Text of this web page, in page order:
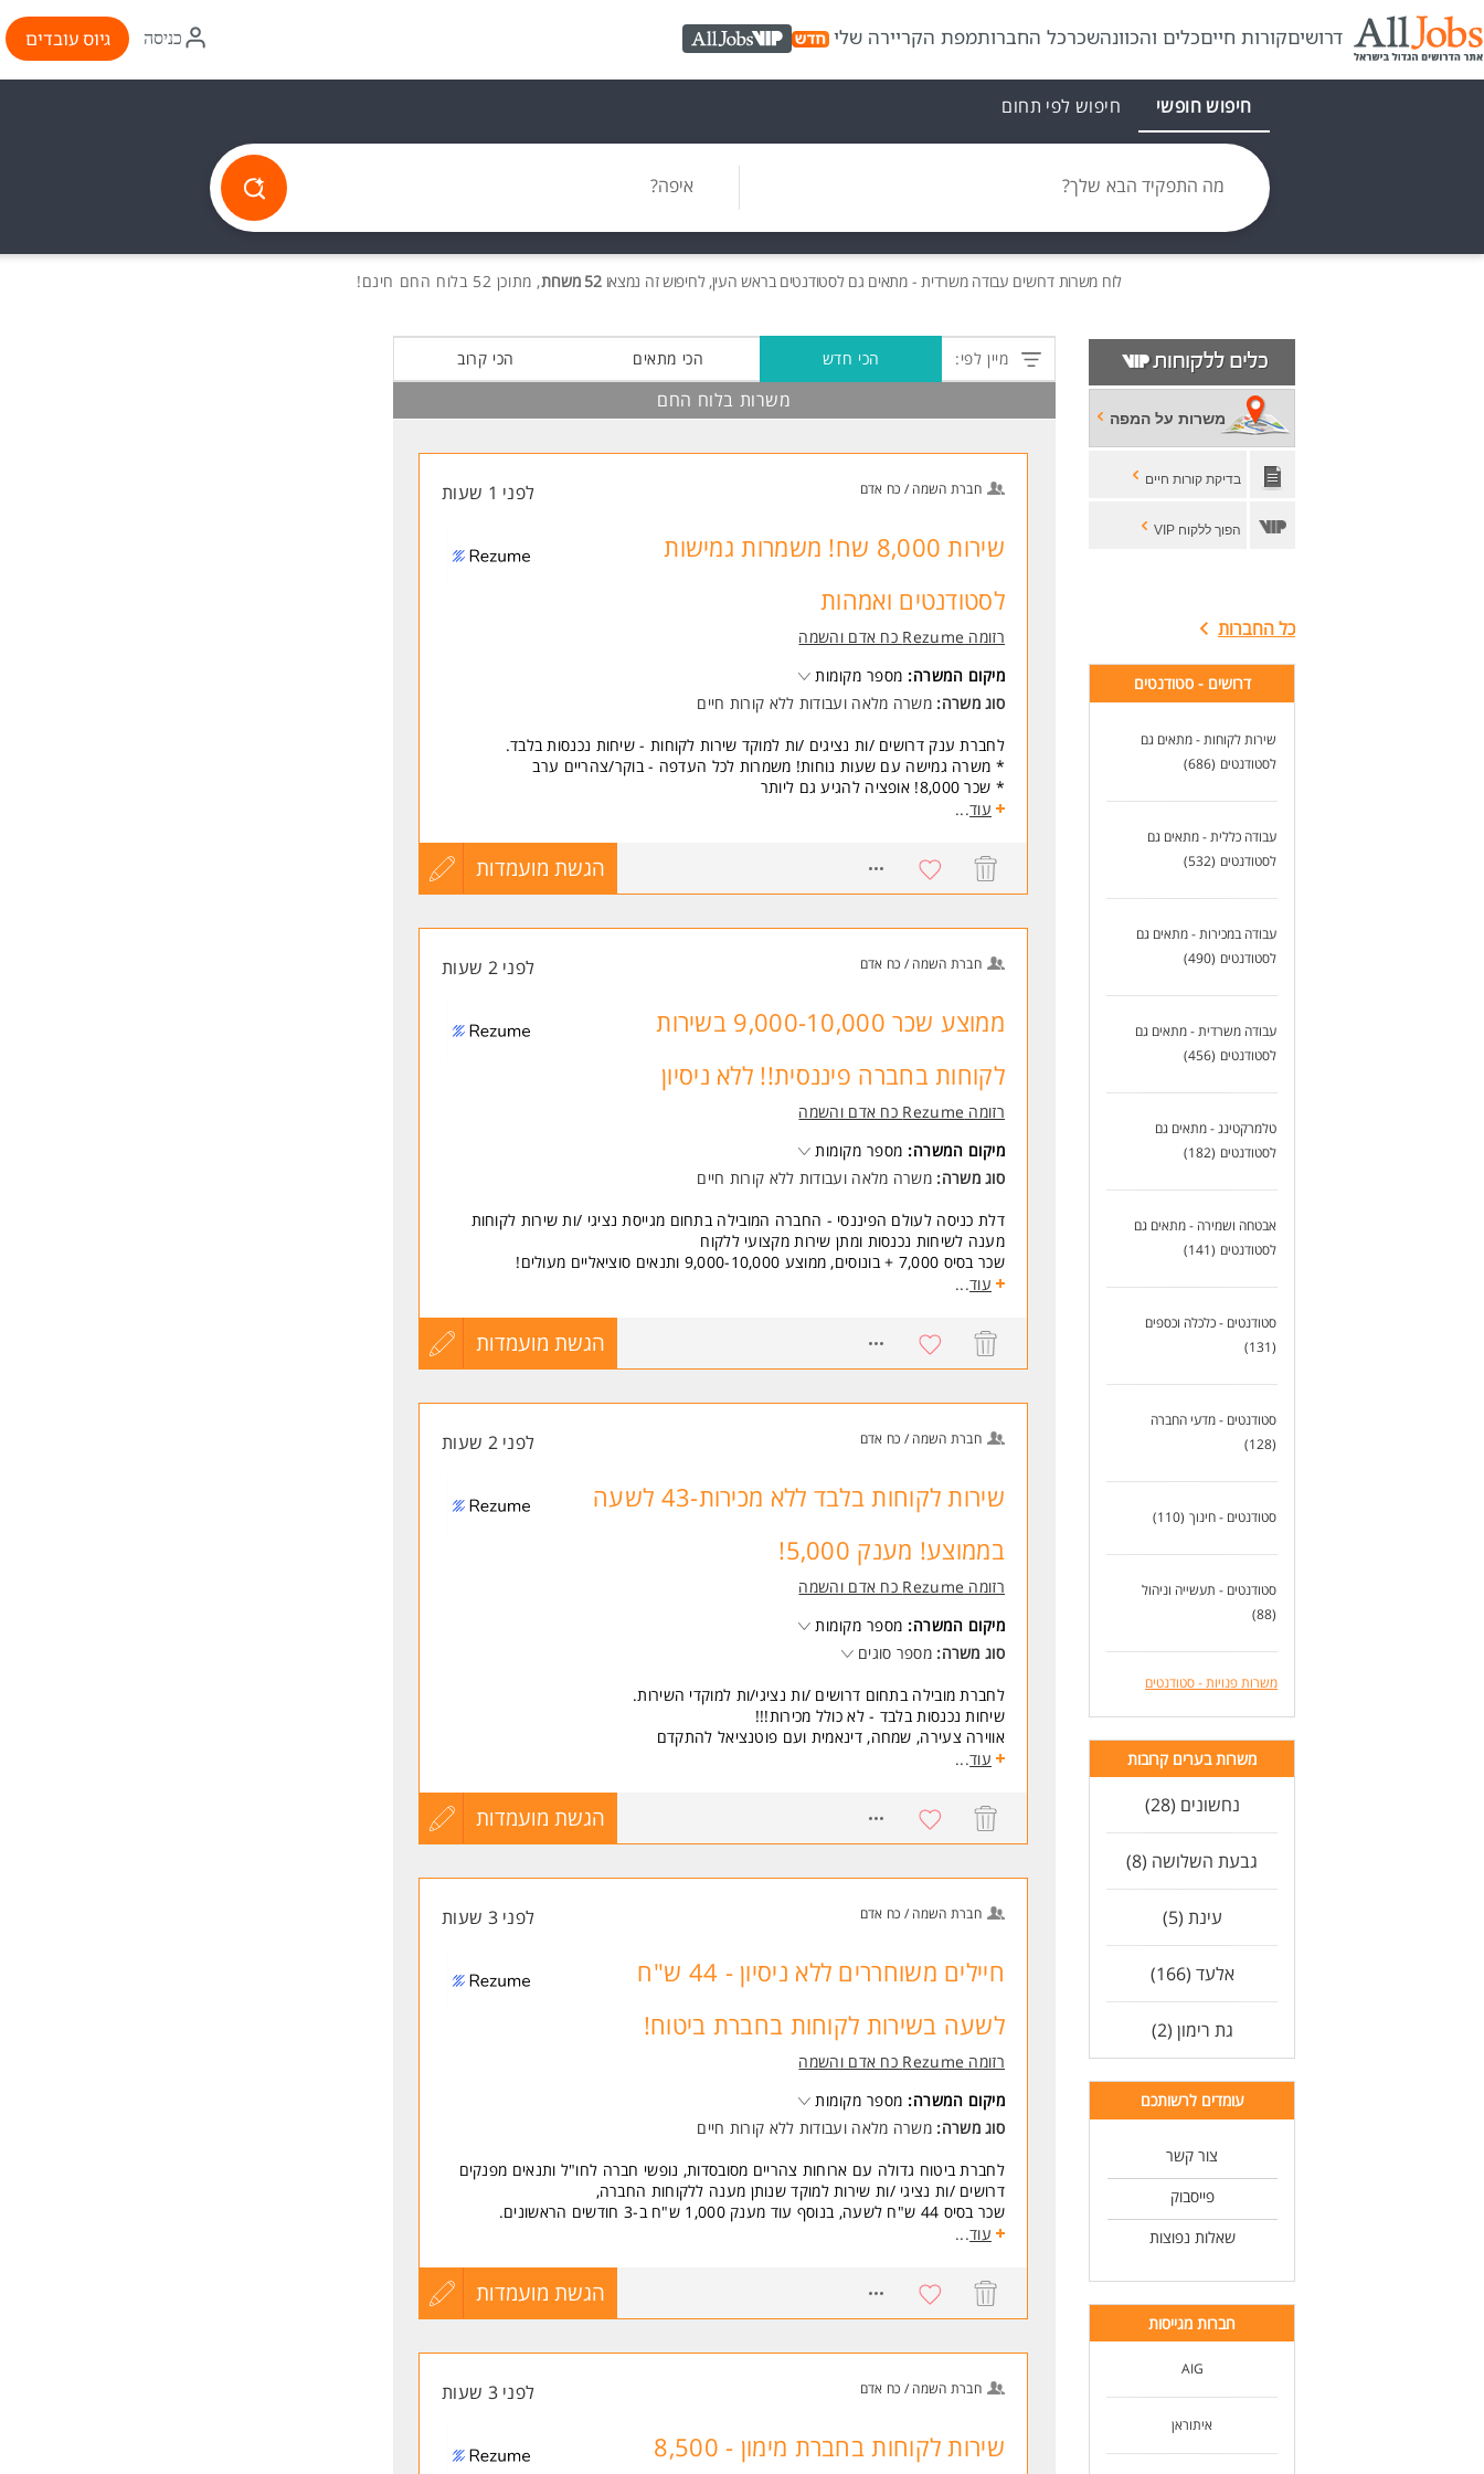
דרושיםקורות חייםכלים והכוונהשכרכל החברותמפת הקריירה שלי AllJobs VIP
איקון
התחברות
כניסה גיוס עובדים
חיפוש חופשי חיפוש לפי תחום
מה התפקיד הבא שלך? איפה?
לוח משרותדרושים עבודה משרדית - מתאים גם לסטודנטים בראש העין, לחיפוש זה נמצאו52 משרות , מתוכן 52 בלוח החם חינם!
משרות על המפה
בדיקת קורות חיים
הפוך ללקוח VIP
כל החברות
דרושים - סטודנטים
שירות לקוחות - מתאים גם
לסטודנטים (686)
עבודה כללית - מתאים גם
לסטודנטים (532)
עבודה במכירות - מתאים גם
לסטודנטים (490)
עבודה משרדית - מתאים גם
לסטודנטים (456)
טלמרקטינג - מתאים גם
לסטודנטים (182)
אבטחה ושמירה - מתאים גם
לסטודנטים (141)
סטודנטים - כלכלה וכספים
(131)
סטודנטים - מדעי החברה
(128)
סטודנטים - חינוך (110)
סטודנטים - תעשייה וניהול
(88)
משרות פנויות - סטודנטים
משרות בערים קרובות
נחשונים (28)
גבעת השלושה (8)
עינת (5)
אלעד (166)
גת רימון (2)
עומדים לרשותכם
צור קשר
פייסבוק
שאלות נפוצות
חברות מגייסות
AIG
איתוראן
מיין לפי: הכי חדש הכי מתאים הכי קרוב
משרות בלוח החם
חברת השמה / כח אדם לפני 1 שעות
שירות 8,000 שח! משמרות גמישות
לסטודנטים ואמהות
רזומה Rezume כח אדם והשמה
מיקום המשרה: מספר מקומות
סוג משרה: משרה מלאה ועבודות ללא קורות חיים
לחברת ענק דרושים /ות נציגים /ות למוקד שירות לקוחות - שיחות נכנסות בלבד.
* משרה גמישה עם שעות נוחות! משמרות לכל העדפה - בוקר/צהריים ערב
* שכר 8,000! אופציה להגיע גם ליותר
* חדר אוכל
עבודה כעובדי חברה מהיום הראשון.
אווירה צעירה, שמחה, דינאמית ועם פוטנציאל להתקדם לתפקידים בעלי /ות אופי ניהולי
יכול להתאים גם לסטודנטים ואמהות.
דרישות:
יכולת עבודה בצוות.
סבלנות.
לעוד משרות ומידע על רזומה Rezume כח אדם והשמה >
עוד...
הגשת מועמדות
עדכון
חברת השמה / כח אדם לפני 2 שעות
ממוצע שכר 9,000-10,000 בשירות
לקוחות בחברה פיננסית!! ללא ניסיון
רזומה Rezume כח אדם והשמה
מיקום המשרה: מספר מקומות
סוג משרה: משרה מלאה ועבודות ללא קורות חיים
דלת כניסה לעולם הפיננסי - החברה המובילה בתחום מגייסת נציגי /ות שירות לקוחות
מענה לשיחות נכנסות ומתן שירות מקצועי ללקוח
שכר בסיס 7,000 + בונוסים, ממוצע 9,000-10,000 ותנאים סוציאליים מעולים!
חדר אוכל, חדר כושר, נופשי חברה לחו"ל והמון אופציות להתקדם.
אוריינטציה שירותית
מוטיבציה גבוהה המשרה מיועדת לנשים ולגברים כאחד.
לעוד משרות ומידע על רזומה Rezume כח אדם והשמה >
עוד...
הגשת מועמדות
עדכון
חברת השמה / כח אדם לפני 2 שעות
שירות לקוחות בלבד ללא מכירות-43 לשעה
בממוצע! מענק 5,000!
רזומה Rezume כח אדם והשמה
מיקום המשרה: מספר מקומות
סוג משרה: מספר סוגים
לחברת מובילה בתחום דרושים /ות נציגי/ות למוקדי השירות.
שיחות נכנסות בלבד - לא כולל מכירות!!!
אווירה צעירה, שמחה, דינאמית ועם פוטנציאל להתקדם
לתפקידים בעלי /ות אופי ניהולי בעתיד.
***ללא ימי שישי***
עובדי/ות חברה החל מהיום הראשון, חדר אוכל, חדר כושר, נופשי חברה לחול, אופציות
שירותיות, קליטה מהירה, רצון להצליח ולהתברג בארגון גדול.
* המשרה מיועדת לנשים ולגברים כאחד.
עוד...
הגשת מועמדות
עדכון
חברת השמה / כח אדם לפני 3 שעות
חיילים משוחררים ללא ניסיון - 44 ש"ח
לשעה בשירות לקוחות בחברת ביטוח!
רזומה Rezume כח אדם והשמה
מיקום המשרה: מספר מקומות
סוג משרה: משרה מלאה ועבודות ללא קורות חיים
לחברת ביטוח גדולה עם ארוחות צהריים מסובסדות, נופשי חברה לחו"ל ותנאים מפנקים
דרושים /ות נציגי /ות שירות למוקד שנותן מענה ללקוחות החברה,
שכר בסיס 44 ש"ח לשעה, בנוסף עוד מענק 1,000 ש"ח ב-3 חודשים הראשונים.
אופציות קידום בשפע, כניסה לארגון מצליח ללא ניסיון!
מוטיבציה גבוהה
לא דרוש ניסיון קודם
עוד...
הגשת מועמדות
עדכון
חברת השמה / כח אדם לפני 3 שעות
שירות לקוחות בחברת מימון - 8,500